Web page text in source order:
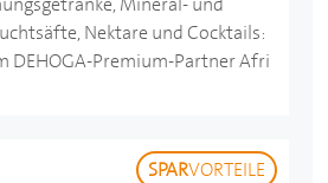
Nektare und Cocktails:
DEHOGA-Premium-Partner Afri
SPARVORTEILE